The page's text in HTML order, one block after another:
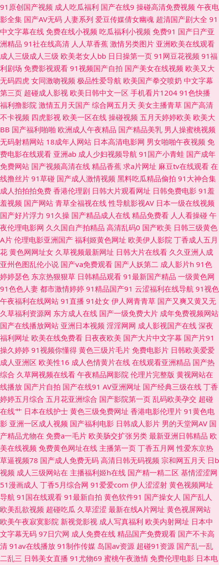
三 无码破解人妻日韩 白丝自慰足交 九九伊人大香蕉 色偷偷青青草97 91精品
亚洲 超碰人妻人射 久久护士总站 日本电影午夜福利 香蕉导航 97超碰日韩电
影 成人视频免费网站 极品91网站 日韩熟女资源网站 91次元 成人a级网 黑丝
美女被入 男人资源网 偷拍第一夜 91副利社 俺去也最新 国产欧美日产精品
免费肏屄视频网站 网站黄αva 91美女免费黑料 传媒大片免费看 久久天天夜
夜肏逼 日本色情网站 亚洲色天堂在线 97人人操超碰 大香蕉伊在线9 欧美A
片网 午夜天堂影院 91丝袜爱搞搞 大香蕉草木狼人 久草免费福利在 日韩国国
产成人 亚洲丝袜足交 91综合网 豆花观频在线观看 美女视频不卡 三欧美视频
sss 九九亚心丝袜久久 午夜三级激情 avtt久久天堂 欧洲人人肏 亚洲干逼电影
97超碰蜜臀 浮力影院艹艹 蜜桃久久午夜剧场 无码熟女色 91香蕉碰 国产H版
在线观看 欧美成人免费专区 天堂av新地址 91大神黑丝操逼 肏屄彰武 黄色污
视频 三级片人妻无码 91日韩高清 东方av四虎 狼友com 日韩无码福利导航
91视频精品视频 都市激情亚洲 久久老司机网 日韩内地国产人成 91免费高清
视频 福利视频午夜剧场 欧美A黄 五月天婷婷色情 91网站入口桃色 大香蕉伊
人久久爱 久久超久久超 三级久久片久久草 超碰自拍人人 美女做爱视频久久
午夜导航 91偷拍视频网 国产福利漂漂网 欧美大涩逼 亚洲变态性爱网 AV色
色中文女 国产一二av 日本老熟女HD 最新福利视频导航 东京热福利导航 另
类图片综合 日日操超碰 91内射视频 第一福利在线导航 老湿机福利看片 色色
韩日 97操逼 国产视频9 日韩AⅤ视频列表 91豆花国产熟女 成人美女免费黄色
久久婷婷视频小说 日韩欧美 最新国产113页 操碰日韩 黄色三级片视频 色友
一区二区三区 97av视频 国产TS人妖另类 青娱乐激情网 51黑料福利社 成人A
级视频 久久四虎一二三 日韩理伦中文字幕 91夜剧场 国产主页 99国精品品
后入丝袜大屁股 青青草AV导航 亚洲老司机在线 操比福利696 精品国产噜噜
91原创国产视频 成人吃瓜福利 国产在线9 操碰高清免费视频 午夜电
影全集 国产AV无码 人妻系列 爱豆传媒倩女幽魂 超清国产剧大全 91
中文字幕在线 免费在线小视频 吃瓜福利小视频 免费91 国产日产亚
洲精品 91社在线高清 人人草香蕉 激情另类图片 亚洲欧美在线观看
成人三级成人三级 欧美老女人bb 日日操第一页 91网豆花视频 91福
利剧场 免费影视观看 91视频国产自拍 国产美女在线视频 欧美又大
无码四虎 女同激吻视频 极品性爱导航 欧美国产拳交喷奶 中文字幕
第三页 超碰成人影视 欧美日韩中文一区 手机看片1204 91色快播
福利撸影院 激情五月天国产 综合网五月天 美女主播青草 国产高清
不卡视频 四虎影视 欧美一区在线 操碰视频 五月天婷婷欧美 欧美大
BB 国产福利啪啪 欧洲成人午夜精品 国产精品美乳 男人操蜜桃视频
无码射精网站 18成年人网站 日本高清电影网 男女啪啪午夜视频 免
费电影在线观看 亚洲ab 成人少妇视频导航 91国产小青蛙 国产成年
免费网站 国产视频高清在线 精品香蕉 求a片网址 麻豆tv在线观看 在
线撸丝片 91草碰 国产成人激情视频 黑料吃瓜精品偷拍 91大神合集
成人拍拍拍免费 香港伦理剧 日韩大片观看网址 日韩免费电影 91羞
羞视频 国产网站 青草全福视在线 性导航影视AV 日本一级在线视频
国产好片浮力 91久操 国产精品成人在线 精品免费看 人人看操碰 午
夜伦理电影网 久久国自产拍精品 高清乱码0 国产欧美 日韩三级黄色
A片 伦理电影亚洲国产 福利姬黄色网址 欧美伊人影院 丁香成人五月
花 黄色网网址女 久草视频最新网址 日韩大片在线看 久久亚洲人成
亚州色图乱伦小说 国产va免费观看 国产人妖第二 成人影片h 91色
婷婷瑟色 东京热狠狠草 日韩精品观看 91最新国产精品 一级黄色网
91色色人妻 都市激情婷婷 91精品国产91 云涩福利在线导航 91视色
午夜福利在线网站 91直播 91处女 伊人网青青草 国产又爽又黄又无
久草福利资源网 东方成人在线 国产一级免费大片 成年免费视频网站
国产在线播放网站 亚洲日本视频 淫淫网网 成人影视国产在线 深夜
福利网址 欧美在线免费看 日夜夜欧美 国产大片中文字幕 国产片91
操久婷婷 91视频你懂得 黄色三级片毛片 免费电影片 日韩欧美爱爱
成人亚洲区 欧美性16 成人色情黄片在线 在线观看亚洲精品 国产热
综合 久草网视频在线看 午夜精品网影院 伦理片完整版 黄视网站在
线播放 国产片自拍 国产在线91 AV亚洲网址 国产经典三级在线 丁香
婷婷五月综合 五月花亚洲综合 国产影院第一页 乱码欧美孕交 超碰
在线艹 日本在线护士 黄色三级免费网址 香港电影伦理片 91黄色电
影 亚洲一区成人视频 国产福利电影 日韩成人影片 男的天堂网AV 国
产精品尤物在 免费a一毛片 欧美肠交扩张另类 最新亚洲日韩精品 欧
美在线视频 免费黄色网址在线 主播第一页 丁香五月网 性爱东京热
草逼视频78 国产成人免费无码 高清日韩无码视频 宗和网五月天 日b
视频 成人三级网站在 主播福利姬h在线 国产精一精二区 基情涩涩网
51漫画成人 丁香5月综合网 91爱爱com 伊人涩涩射 黄色视频网址
导航 91国在线观看 91最新自拍 黄色软件91 国产操女人 国产乱人
欧美乱欲视频 超碰吃瓜 久草涩涩 最新在线A片网址 黄色视屏网站
欧美午夜寂寞影院 新视觉影视 成人写真福利 欧美内射网址 日本中
文字幕无码 97日穴网 成人免费在线 精品国产免费观看 国产不卡高
清 91av在线播放 91制作传媒 岛国av资源 超碰91资源 国产乱一乱
二乱三 日韩美女直播 91尤物69 蜜桃午夜激情 免费伦理电影 日本电